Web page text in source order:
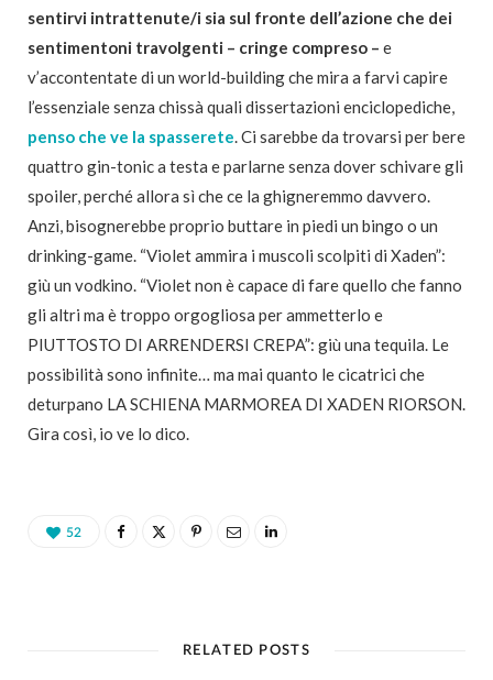
sentirvi intrattenute/i sia sul fronte dell’azione che dei
sentimentoni travolgenti – cringe compreso – e
v’accontentate di un world-building che mira a farvi capire
l’essenziale senza chissà quali dissertazioni enciclopediche,
penso che ve la spasserete. Ci sarebbe da trovarsi per bere
quattro gin-tonic a testa e parlarne senza dover schivare gli
spoiler, perché allora sì che ce la ghigneremmo davvero.
Anzi, bisognerebbe proprio buttare in piedi un bingo o un
drinking-game. “Violet ammira i muscoli scolpiti di Xaden”:
giù un vodkino. “Violet non è capace di fare quello che fanno
gli altri ma è troppo orgogliosa per ammetterlo e
PIUTTOSTO DI ARRENDERSI CREPA”: giù una tequila. Le
possibilità sono infinite… ma mai quanto le cicatrici che
deturpano LA SCHIENA MARMOREA DI XADEN RIORSON.
Gira così, io ve lo dico.
52
RELATED POSTS